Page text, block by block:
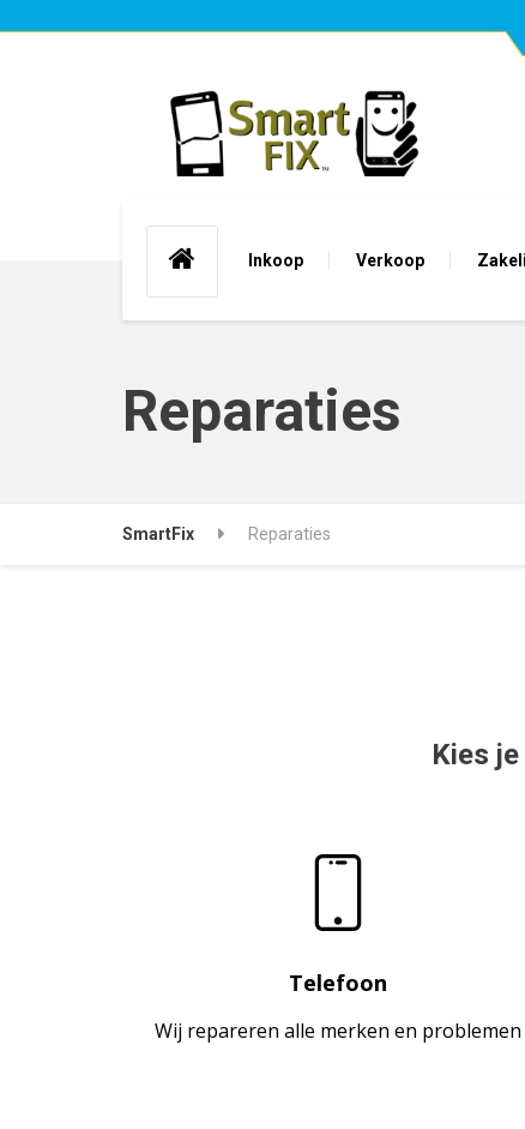
Inkoop Verkoop
Reparaties
SmartFix Reparaties
Kies
Telefoon
Wij repareren alle merken en problemen